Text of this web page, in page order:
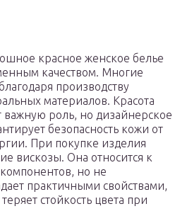
красное женское белье
качеством. Многие
производству
материалов. Красота
важную роль, но дизайнерское
безопасность кожи от
При покупке изделия
вискозы. Она относится к
но не
практичными свойствами,
стойкость цвета при